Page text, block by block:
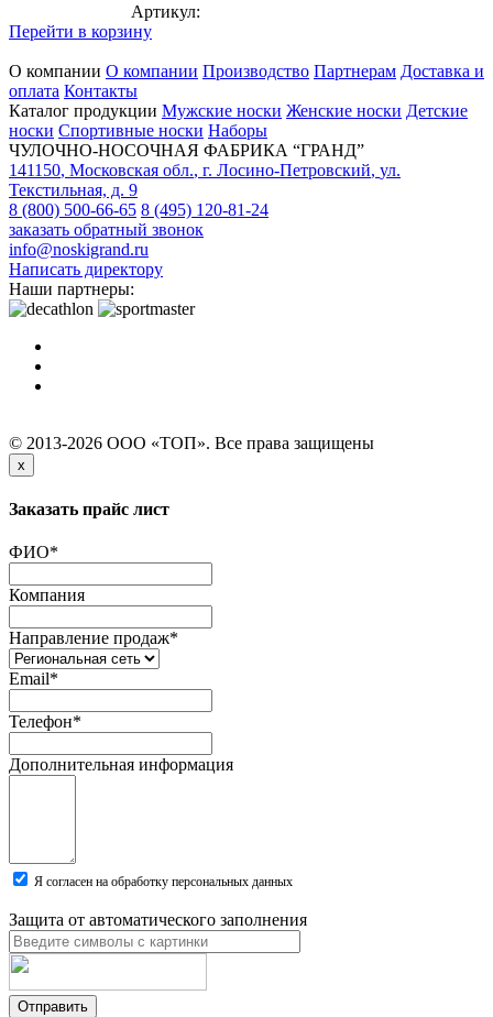
Артикул:
Перейти в корзину
О компании О компании Производство Партнерам Доставка и
оплата Контакты
Каталог продукции Мужские носки Женские носки Детские
носки Спортивные носки Наборы
ЧУЛОЧНО-НОСОЧНАЯ ФАБРИКА “ГРАНД”
141150, Московская обл., г. Лосино-Петровский, ул.
Текстильная, д. 9
8 (800) 500-66-65 8 (495) 120-81-24
заказать обратный звонок
info@noskigrand.ru
Написать директору
Наши партнеры:
© 2013-2026 ООО «ТОП». Все права защищены
x
Заказать прайс лист
ФИО*
Компания
Направление продаж*
Email*
Телефон*
Дополнительная информация
Я согласен на обработку персональных данных
Защита от автоматического заполнения
Отправить